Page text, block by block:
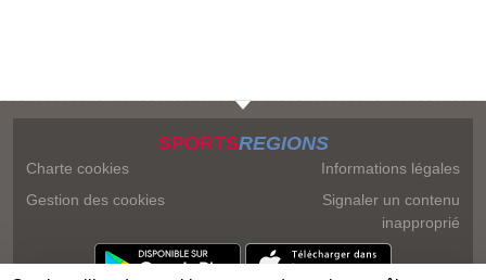
SPORTSREGIONS
Charte cookies
Gestion des cookies
Informations légales
Signaler un contenu
inapproprié